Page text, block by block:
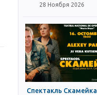
28 Ноября 2026
Спектакль Скамейка